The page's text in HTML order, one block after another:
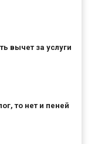
вычет за услуги
то нет и пеней